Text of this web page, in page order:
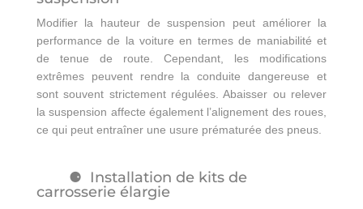
Modifier la hauteur de suspension peut améliorer la
performance de la voiture en termes de maniabilité et
de tenue de route. Cependant, les modifications
extrêmes peuvent rendre la conduite dangereuse et
sont souvent strictement régulées. Abaisser ou relever
la suspension affecte également l’alignement des roues,
ce qui peut entraîner une usure prématurée des pneus.
Installation de kits de
carrosserie élargie